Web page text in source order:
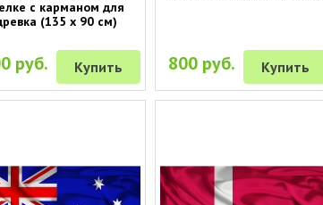
с карманом для
(135 х 90 см)
руб. Купить 800 руб. Купить